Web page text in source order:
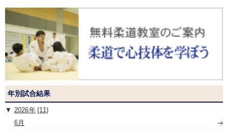
年別試合結果
2026
(11)
6月